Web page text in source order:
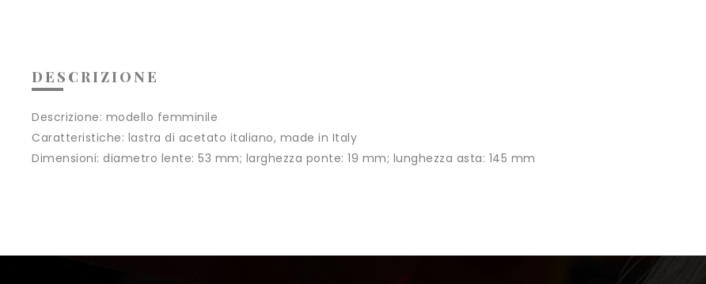
DESCRIZIONE
Descrizione: modello femminile
Caratteristiche: lastra di acetato italiano, made in Italy
Dimensioni: diametro lente: 53 mm; larghezza ponte: 19 mm; lunghezza asta: 145 mm